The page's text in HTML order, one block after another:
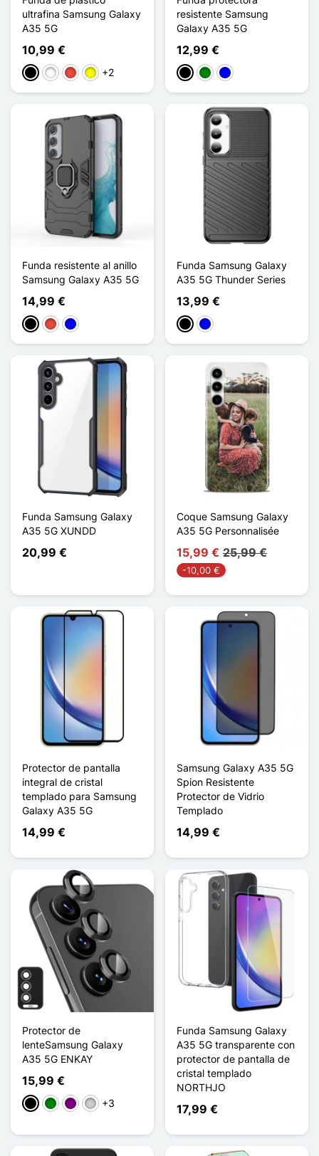
ultrafina Samsung Galaxy
A35 5G
10,99 €
NegroBlancoRojoAmarillo
+2
resistente Samsung
Galaxy A35 5G
12,99 €
NegroVerdeAzul
Funda resistente al anillo
Samsung Galaxy A35 5G
14,99 €
NegroRojoAzul
Funda Samsung Galaxy
A35 5G Thunder Series
13,99 €
NegroAzul
Funda Samsung Galaxy
A35 5G XUNDD
20,99 €
Coque Samsung Galaxy
A35 5G Personnalisée
15,99 € 25,99 €
-10,00 €
Protector de pantalla
integral de cristal
templado para Samsung
Galaxy A35 5G
14,99 €
Samsung Galaxy A35 5G
Spion Resistente
Protector de Vidrio
Templado
14,99 €
Protector de
lenteSamsung Galaxy
A35 5G ENKAY
15,99 €
NegroVerdePúrpura
Plata+3
Funda Samsung Galaxy
A35 5G transparente con
protector de pantalla de
cristal templado
NORTHJO
17,99 €